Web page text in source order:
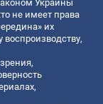
Украины
не имеет права
их